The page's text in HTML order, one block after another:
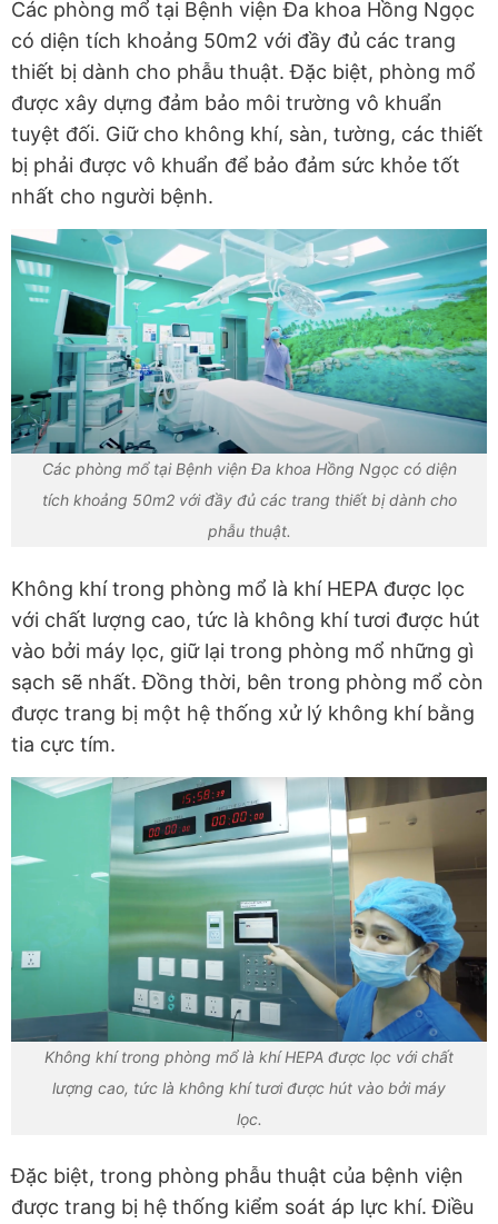
Các phòng mổ tại Bệnh viện Đa khoa Hồng Ngọc
có diện tích khoảng 50m2 với đầy đủ các trang
thiết bị dành cho phẫu thuật. Đặc biệt, phòng mổ
được xây dựng đảm bảo môi trường vô khuẩn
tuyệt đối. Giữ cho không khí, sàn, tường, các thiết
bị phải được vô khuẩn để bảo đảm sức khỏe tốt
nhất cho người bệnh.
Các phòng mổ tại Bệnh viện Đa khoa Hồng Ngọc có diện
tích khoảng 50m2 với đầy đủ các trang thiết bị dành cho
phẫu thuật.
Không khí trong phòng mổ là khí HEPA được lọc
với chất lượng cao, tức là không khí tươi được hút
vào bởi máy lọc, giữ lại trong phòng mổ những gì
sạch sẽ nhất. Đồng thời, bên trong phòng mổ còn
được trang bị một hệ thống xử lý không khí bằng
tia cực tím.
Không khí trong phòng mổ là khí HEPA được lọc với chất
lượng cao, tức là không khí tươi được hút vào bởi máy
lọc.
Đặc biệt, trong phòng phẫu thuật của bệnh viện
được trang bị hệ thống kiểm soát áp lực khí. Điều